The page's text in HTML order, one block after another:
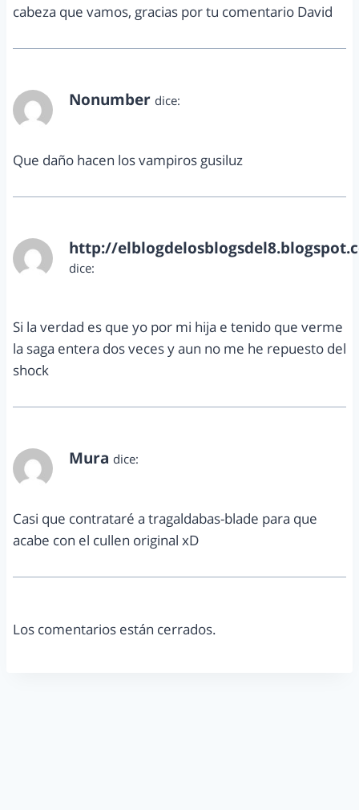
cabeza que vamos, gracias por tu comentario David
Nonumber dice:
Que daño hacen los vampiros gusiluz
http://
dice:
Si la verdad es que yo por mi hija e tenido que verme
la saga entera dos veces y aun no me he repuesto del
shock
Mura dice:
Casi que contrataré a tragaldabas-blade para que
acabe con el cullen original xD
Los comentarios están cerrados.